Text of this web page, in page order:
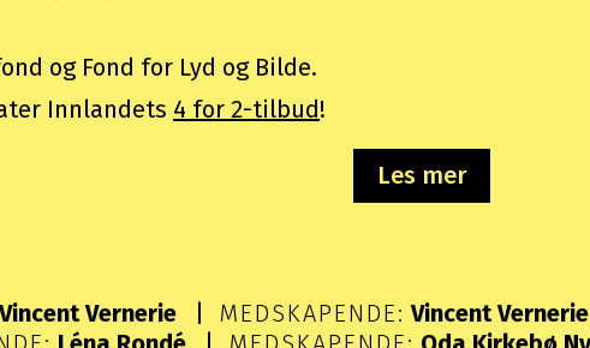
og Fond for Lyd og Bilde.
Innlandets 4 for 2-tilbud!
Les mer
Vincent Vernerie MEDSKAPENDE: Vincent Vernerie